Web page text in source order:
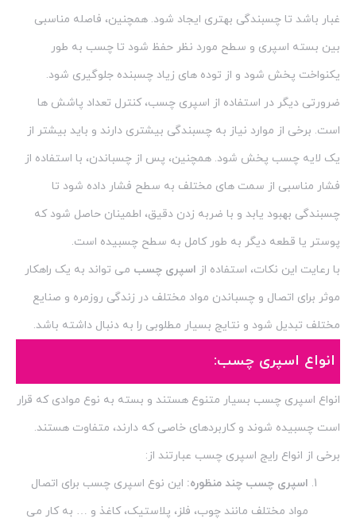
غبار باشد تا چسبندگی بهتری ایجاد شود. همچنین، فاصله مناسبی
بین بسته اسپری و سطح مورد نظر حفظ شود تا چسب به طور
یکنواخت پخش شود و از توده های زیاد چسبنده جلوگیری شود.
ضرورتی دیگر در استفاده از اسپری چسب، کنترل تعداد پاشش ها
است. برخی از موارد نیاز به چسبندگی بیشتری دارند و باید بیشتر از
یک لایه چسب پخش شود. همچنین، پس از چسباندن، با استفاده از
فشار مناسبی از سمت های مختلف به سطح فشار داده شود تا
چسبندگی بهبود یابد و با ضربه زدن دقیق، اطمینان حاصل شود که
پوستر یا قطعه دیگر به طور کامل به سطح چسبیده است.
با رعایت این نکات، استفاده از اسپری چسب می تواند به یک راهکار
موثر برای اتصال و چسباندن مواد مختلف در زندگی روزمره و صنایع
مختلف تبدیل شود و نتایج بسیار مطلوبی را به دنبال داشته باشد.
انواع اسپری چسب:
انواع اسپری چسب بسیار متنوع هستند و بسته به نوع موادی که قرار
است چسبیده شوند و کاربردهای خاصی که دارند، متفاوت هستند.
برخی از انواع رایج اسپری چسب عبارتند از:
اسپری چسب چند منظوره: این نوع اسپری چسب برای اتصال
مواد مختلف مانند چوب، فلز، پلاستیک، کاغذ و … به کار می